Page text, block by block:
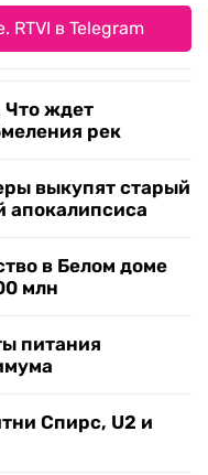
в Telegram
ждет
рек
выкупят старый
апокалипсиса
в Белом доме
млн
питания
Спирс, U2 и